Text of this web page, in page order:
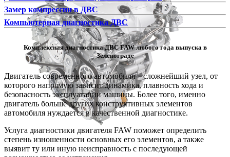
Замер компрессии в ДВС
Компьютерная диагностика ДВС
Комплексная диагностика ДВС FAW любого года выпуска в
Зеленограде
Двигатель современного автомобиля – сложнейший узел, от
которого напрямую зависит динамика, плавность хода и
безопасность эксплуатации машины. Более того, именно
двигатель больше других конструктивных элементов
автомобиля нуждается в качественной диагностике.
Услуга диагностики двигателя FAW поможет определить
степень изношенности основных его элементов, а также
выявит ту или иную неисправность с последующей